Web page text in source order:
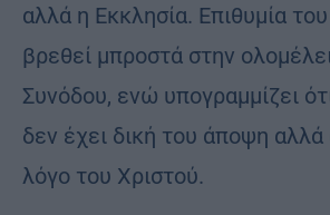
αλλά η Εκκλησία. Επιθυμία του
βρεθεί μπροστά στην
Συνόδου, ενώ υπογραμμίζει
δεν έχει δική του άποψη
λόγο του Χριστού.